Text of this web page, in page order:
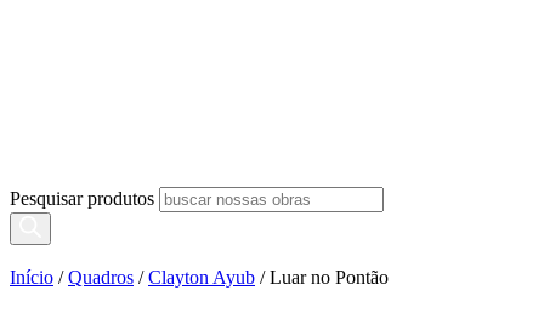
Pesquisar produtos
Início /Quadros /Clayton Ayub / Luar no Pontão